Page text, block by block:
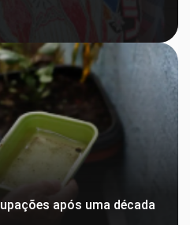
após uma década